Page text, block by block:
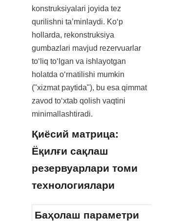
konstruksiyalari joyida tez
qurilishni ta’minlaydi. Ko‘p
hollarda, rekonstruksiya
gumbazlari mavjud rezervuarlar
to‘liq to‘lgan va ishlayotgan
holatda o‘rnatilishi mumkin
("xizmat paytida"), bu esa qimmat
zavod to‘xtab qolish vaqtini
minimallashtiradi.
Қиёсий матрица:
Ёқилғи сақлаш
резервуарлари томи
технологиялари
Баҳолаш параметри